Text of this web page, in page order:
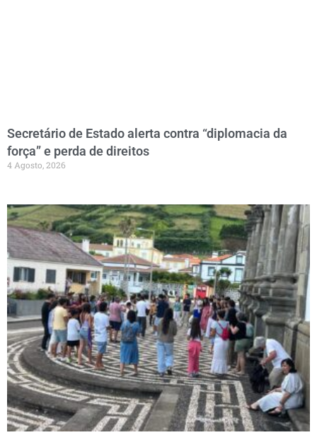
Secretário de Estado alerta contra “diplomacia da
força” e perda de direitos
4 Agosto, 2026